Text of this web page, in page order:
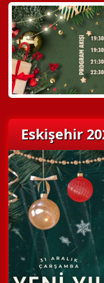
Detaylı
Eskişehir